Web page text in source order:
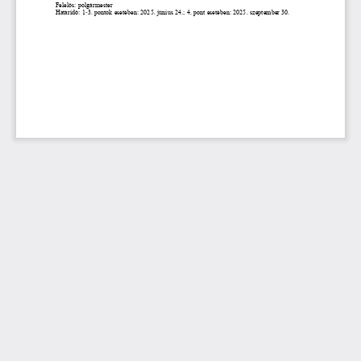
Felelős: polgármester
Határidő: 1-3. pontok esetében: 2025. június 24.; 4. pont esetében: 2025. szeptember 30.